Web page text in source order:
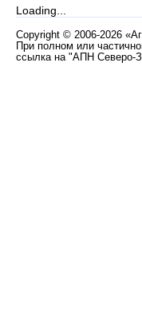
Loading...
Copyright © 2006-2026
При полном или
ссылка на "АПН Северо-